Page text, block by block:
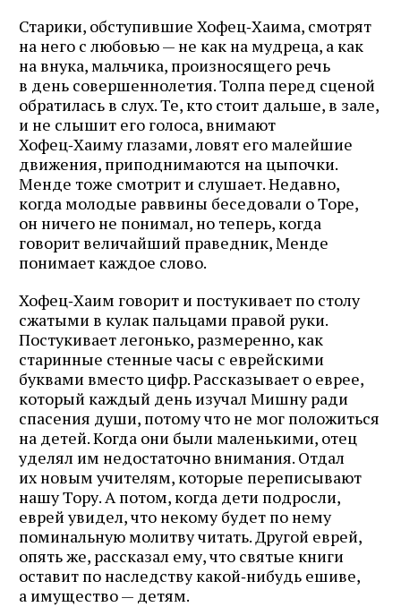
Старики, обступившие Хофец‑Хаима, смотрят
на него с любовью — не как на мудреца, а как
на внука, мальчика, произносящего речь
в день совершеннолетия. Толпа перед сценой
обратилась в слух. Те, кто стоит дальше, в зале,
и не слышит его голоса, внимают
Хофец‑Хаиму глазами, ловят его малейшие
движения, приподнимаются на цыпочки.
Менде тоже смотрит и слушает. Недавно,
когда молодые раввины беседовали о Торе,
он ничего не понимал, но теперь, когда
говорит величайший праведник, Менде
понимает каждое слово.
Хофец‑Хаим говорит и постукивает по столу
сжатыми в кулак пальцами правой руки.
Постукивает легонько, размеренно, как
старинные стенные часы с еврейскими
буквами вместо цифр. Рассказывает о еврее,
который каждый день изучал Мишну ради
спасения души, потому что не мог положиться
на детей. Когда они были маленькими, отец
уделял им недостаточно внимания. Отдал
их новым учителям, которые переписывают
нашу Тору. А потом, когда дети подросли,
еврей увидел, что некому будет по нему
поминальную молитву читать. Другой еврей,
опять же, рассказал ему, что святые книги
оставит по наследству какой‑нибудь ешиве,
а имущество — детям.